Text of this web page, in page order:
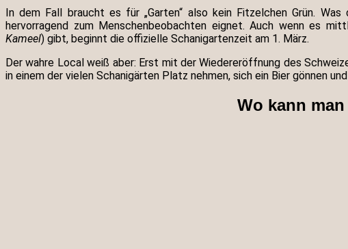
In dem Fall braucht es für „Garten“ also kein Fitzelchen Grün.
hervorragend zum Menschenbeobachten eignet. Auch wenn es
Kameel) gibt, beginnt die offizielle Schanigartenzeit am 1. März.
Der wahre Local weiß aber: Erst mit der Wiedereröffnung des
in einem der vielen Schanigärten Platz nehmen, sich ein Bier gönnen und
Wo kann